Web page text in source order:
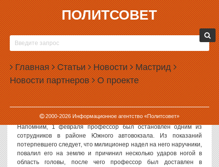
ПОЛИТСОВЕТ
Главная Статьи Новости Мастрид
Новости партнеров О проекте
2000-2026Информационное агентство «Политсовет»
26.03.2010, 08:19
ПРОКУРАТУРА ТРЕБУЕТ ПРЕКРАТИТЬ
ВОЛОКИТИТЬ «ДЕЛО ПРОФЕССОРА
БЕЛОГЛАЗОВА»
Свердловская прокуратура требует активизировать работу по
уголовному делу, возбужденному по факту избиения
милиционером профессора Уральской консерватории Сергея
Белоглазова.
Напомним, 1 февраля профессор был остановлен одним из
сотрудников в районе Южного автовокзала. Из показаний
потерпевшего следует, что милиционер надел на него наручники,
повалил его на землю и причинил несколько ударов ногой в
область головы, после чего профессор был доставлен в